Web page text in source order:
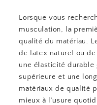
Lorsque vous
musculation, la
qualité du matériau.
de latex naturel ou
une élasticité durable
supérieure et une
matériaux de qualité
mieux à l’usure